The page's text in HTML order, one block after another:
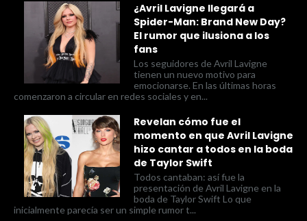
¿Avril Lavigne llegará a
Spider-Man: Brand New Day?
El rumor que ilusiona a los
fans
Los seguidores de Avril Lavigne
tienen un nuevo motivo para
emocionarse. En las últimas horas
comenzaron a circular en redes sociales y en...
Revelan cómo fue el
momento en que Avril Lavigne
hizo cantar a todos en la boda
de Taylor Swift
Todos cantaban: así fue la
presentación de Avril Lavigne en la
boda de Taylor Swift Lo que
inicialmente parecía ser un simple rumor t...